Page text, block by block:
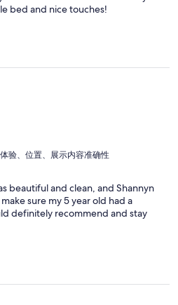
bed and nice touches!
验、位置、展示内容准确性
beautiful and clean, and Shannyn
sure my 5 year old had a
definitely recommend and stay